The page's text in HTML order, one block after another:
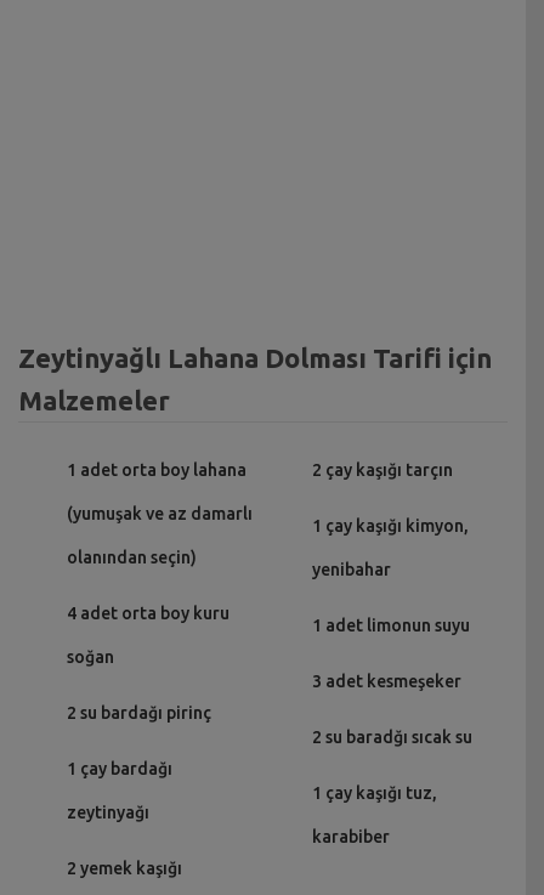
Zeytinyağlı Lahana Dolması Tarifi için
Malzemeler
1 adet orta boy lahana
(yumuşak ve az damarlı
olanından seçin)
4 adet orta boy kuru
soğan
2 su bardağı pirinç
1 çay bardağı
zeytinyağı
2 yemek kaşığı
2 çay kaşığı tarçın
1 çay kaşığı kimyon,
yenibahar
1 adet limonun suyu
3 adet kesmeşeker
2 su baradğı sıcak su
1 çay kaşığı tuz,
karabiber